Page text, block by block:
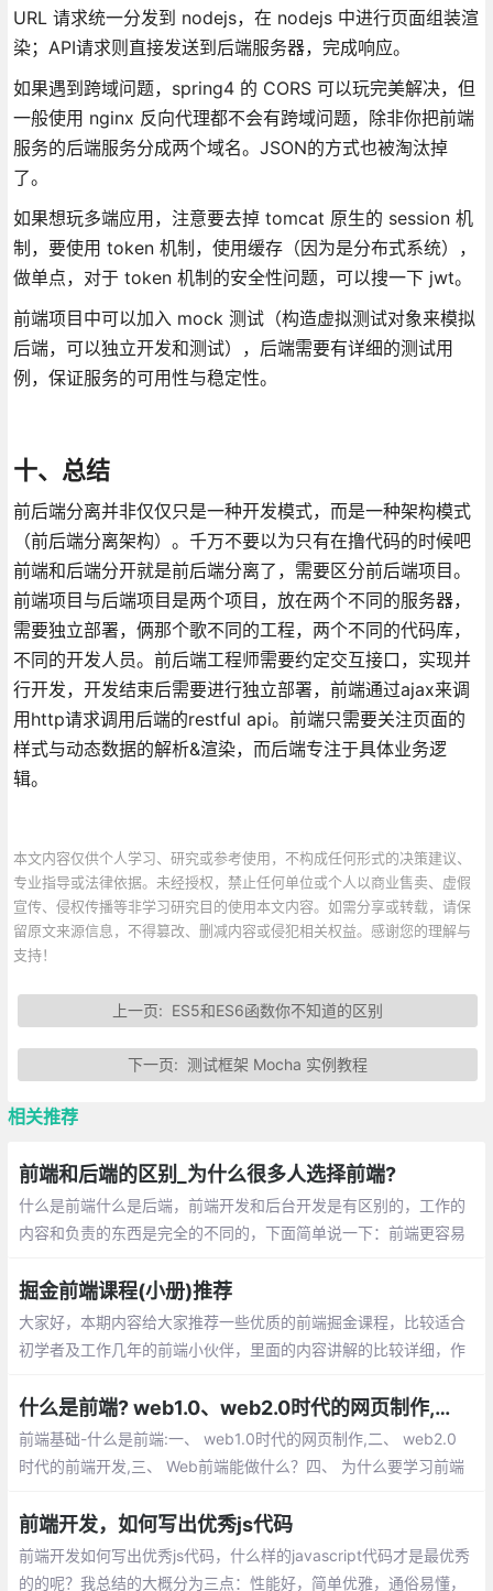
URL 请求统一分发到 nodejs，在 nodejs 中进行页面组装渲
染；API请求则直接发送到后端服务器，完成响应。
如果遇到跨域问题，spring4 的 CORS 可以玩完美解决，但
一般使用 nginx 反向代理都不会有跨域问题，除非你把前端
服务的后端服务分成两个域名。JSON的方式也被淘汰掉
了。
如果想玩多端应用，注意要去掉 tomcat 原生的 session 机
制，要使用 token 机制，使用缓存（因为是分布式系统），
做单点，对于 token 机制的安全性问题，可以搜一下 jwt。
前端项目中可以加入 mock 测试（构造虚拟测试对象来模拟
后端，可以独立开发和测试），后端需要有详细的测试用
例，保证服务的可用性与稳定性。
十、总结
前后端分离并非仅仅只是一种开发模式，而是一种架构模式
（前后端分离架构）。千万不要以为只有在撸代码的时候吧
前端和后端分开就是前后端分离了，需要区分前后端项目。
前端项目与后端项目是两个项目，放在两个不同的服务器，
需要独立部署，俩那个歌不同的工程，两个不同的代码库，
不同的开发人员。前后端工程师需要约定交互接口，实现并
行开发，开发结束后需要进行独立部署，前端通过ajax来调
用http请求调用后端的restful api。前端只需要关注页面的
样式与动态数据的解析&渲染，而后端专注于具体业务逻
辑。
本文内容仅供个人学习、研究或参考使用，不构成任何形式的决策建议、
专业指导或法律依据。未经授权，禁止任何单位或个人以商业售卖、虚假
宣传、侵权传播等非学习研究目的使用本文内容。如需分享或转载，请保
留原文来源信息，不得篡改、删减内容或侵犯相关权益。感谢您的理解与
支持！
上一页: ES5和ES6函数你不知道的区别
下一页: 测试框架 Mocha 实例教程
相关推荐
前端和后端的区别_为什么很多人选择前端?
什么是前端什么是后端，前端开发和后台开发是有区别的，工作的
内容和负责的东西是完全的不同的，下面简单说一下：前端更容易
互。后端入门稍困难，每天关注的是业务逻辑的处理，数据的增删
改查，性能的优化
掘金前端课程(小册)推荐
大家好，本期内容给大家推荐一些优质的前
端掘金课程，比较适合初学者及工作几年的
作者也是一线的大厂工作者。有兴趣的小伙
伴快来打卡看一下吧
什么是前端? web1.0、web2.0时代的网页制作,前端开发都有哪些内容等
前端基础-什么是前端:一、 web1.0时代的网
页制作,二、 web2.0时代的前端开发,三、
开发,五、 前端开发都有哪些内容,六、 开发
环境
前端开发，如何写出优秀js代码
前端开发如何写出优秀js代码，什么样的javascript代码才是最优秀
的的呢？我总结的大概分为三点：性能好，简单优雅，通俗易懂，